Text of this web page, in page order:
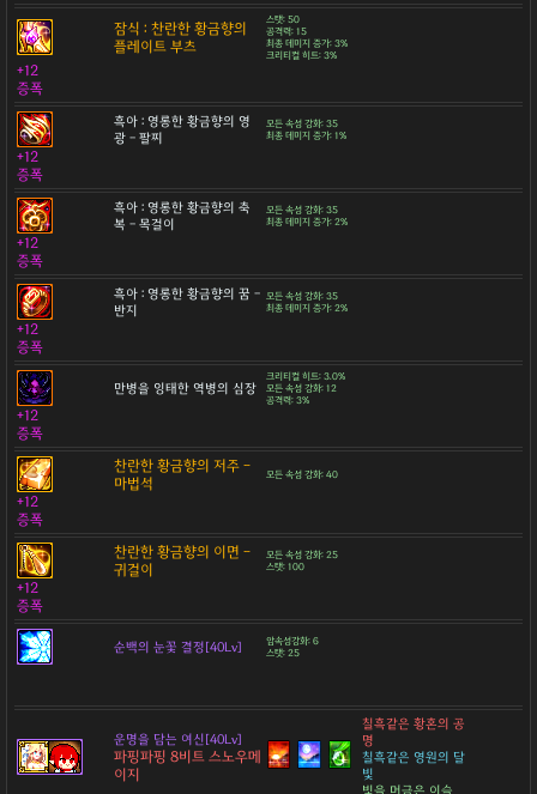
잠식 : 찬란한 황금향의
플레이트 부츠
스탯: 50
공격력: 15
최종 데미지 증가: 3%
크리티컬 히트: 3%
+12
증폭
흑아 : 영롱한 황금향의 영
광 - 팔찌
모든 속성 강화: 35
최종 데미지 증가: 1%
+12
증폭
흑아 : 영롱한 황금향의 축
복 - 목걸이
모든 속성 강화: 35
최종 데미지 증가: 2%
+12
증폭
흑아 : 영롱한 황금향의 꿈 -
반지
모든 속성 강화: 35
최종 데미지 증가: 2%
+12
증폭
만병을 잉태한 역병의 심장
크리티컬 히트: 3.0%
모든 속성 강화: 12
공격력: 3%
+12
증폭
찬란한 황금향의 저주 -
마법석
모든 속성 강화: 40
+12
증폭
찬란한 황금향의 이면 -
귀걸이
모든 속성 강화: 25
스탯: 100
+12
증폭
순백의 눈꽃 결정[40Lv]
암속성강화: 6
스탯: 25
운명을 담는 여신[40Lv]
파핑파핑 8비트 스노우메
이지
칠흑같은 황혼의 공
명
칠흑같은 영원의 달
빛
빛을 머금은 이슬